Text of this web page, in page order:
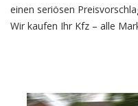
einen seriösen
Wir kaufen Ihr Kfz – alle